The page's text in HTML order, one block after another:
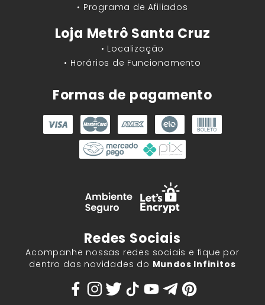
• Programa de Afiliados
Loja Metrô Santa Cruz
• Localização
• Horários de Funcionamento
Formas de pagamento
Redes Sociais
Acompanhe nossas redes sociais e fique por
dentro das novidades do Mundos Infinitos